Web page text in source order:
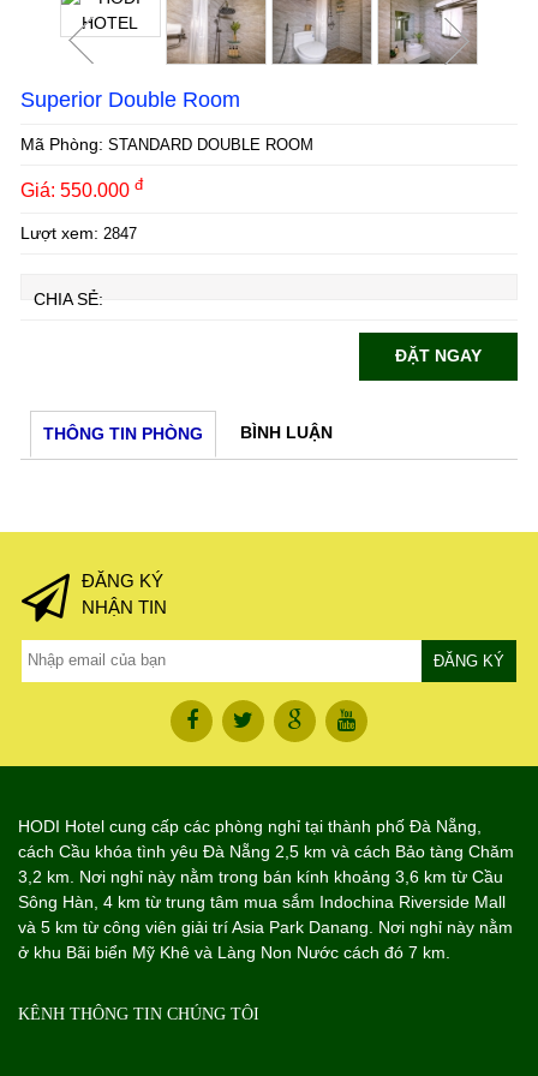
Superior Double Room
Mã Phòng: STANDARD DOUBLE ROOM
Giá: 550.000 đ
Lượt xem: 2847
CHIA SẺ:
ĐẶT NGAY
THÔNG TIN PHÒNG BÌNH LUẬN
ĐĂNG KÝ
NHẬN TIN
HODI Hotel cung cấp các phòng nghỉ tại thành phố Đà Nẵng,
cách Cầu khóa tình yêu Đà Nẵng 2,5 km và cách Bảo tàng Chăm
3,2 km. Nơi nghỉ này nằm trong bán kính khoảng 3,6 km từ Cầu
Sông Hàn, 4 km từ trung tâm mua sắm Indochina Riverside Mall
và 5 km từ công viên giải trí Asia Park Danang. Nơi nghỉ này nằm
ở khu Bãi biển Mỹ Khê và Làng Non Nước cách đó 7 km.
KÊNH THÔNG TIN CHÚNG TÔI